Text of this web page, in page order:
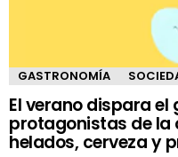
GASTRONOMÍA
El verano dispara
protagonistas de la
helados, cerveza y